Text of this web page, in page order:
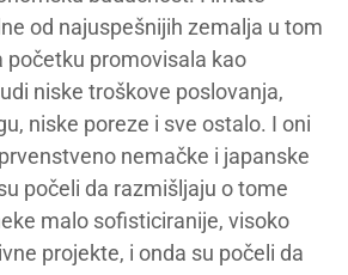
od najuspešnijih zemalja u tom
početku promovisala kao
niske troškove poslovanja,
niske poreze i sve ostalo. I oni
nemačke i japanske
počeli da razmišljaju o tome
malo sofisticiranije, visoko
projekte, i onda su počeli da